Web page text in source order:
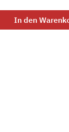
In den